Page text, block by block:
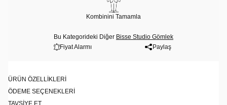
Kombinini Tamamla
Bu Kategorideki Diğer Bisse Studio Gömlek
Fiyat Alarmı
Paylaş
ÜRÜN ÖZELLIKLERI
ÖDEME SEÇENEKLERI
TAVSIYE ET